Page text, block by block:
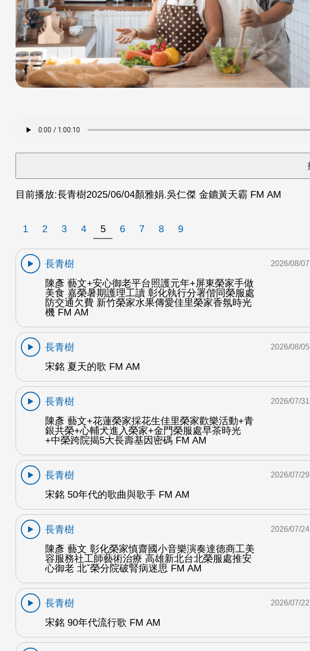
目前播放:長青樹2025/06/04顏雅娟.吳仁傑 金鑣黃天霸 FM AM
1 2 3 4 5 6 7 8 9
長青樹
陳彥 藝文+安心御老平台照護元年+屏東榮家手做
美食 嘉榮暑期護理工讀 彰化執行分署偕同榮服處
防交通欠費 新竹榮家水果傳愛佳里榮家香氛時光
機 FM AM
2026/08/07
長青樹
宋銘 夏天的歌 FM AM
2026/08/05
長青樹
陳彥 藝文+花蓮榮家採花生佳里榮家歡樂活動+青
銀共榮+心輔犬進入榮家+金門榮服處早茶時光
+中榮跨院揭5大長壽基因密碼 FM AM
2026/07/31
長青樹
宋銘 50年代的歌曲與歌手 FM AM
2026/07/29
長青樹
陳彥 藝文 彰化榮家慎齋國小音樂演奏達德商工美
容服務社工師藝術治療 高雄新北台北榮服處推安
心御老 北ˇ榮分院破腎病迷思 FM AM
2026/07/24
長青樹
宋銘 90年代流行歌 FM AM
2026/07/22